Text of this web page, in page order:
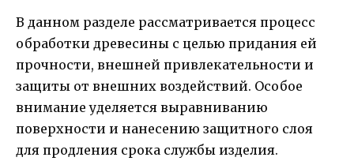
В данном разделе рассматривается процесс
обработки древесины с целью придания ей
прочности, внешней привлекательности и
защиты от внешних воздействий. Особое
внимание уделяется выравниванию
поверхности и нанесению защитного слоя
для продления срока службы изделия.